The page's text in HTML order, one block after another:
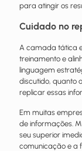
para atingir os
Cuidado no
A camada tática
treinamento e
linguagem
discutido, quanto
replicar essas
Em muitas
de informações.
seu superior
comunicação e a